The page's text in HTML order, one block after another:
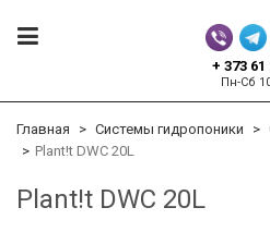
+ 373 61
Пн-Сб
Главная Системы гидропоники
Plant!t DWC 20L
Plant!t DWC 20L